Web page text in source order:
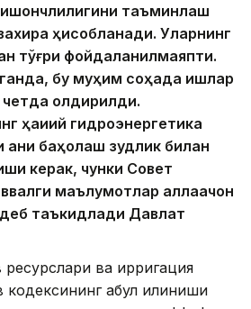
таъминлаш
ҳисобланади. Уларнинг
тўғри фойдаланилмаяпти.
бу муҳим соҳада ишлар
қолдирилди.
ҳақиқий гидроэнергетика
аниқ баҳолаш зудлик билан
керак, чунки Совет
маълумотлар аллақачон
деб таъкидлади Давлат
ва ирригация
қабул қилиниши